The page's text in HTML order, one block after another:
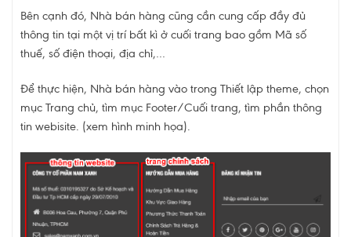
Bên cạnh đó, Nhà bán hàng cũng cần cung cấp đầy đủ
thông tin tại một vị trí bất kì ở cuối trang bao gồm Mã số
thuế, số điện thoại, địa chỉ,…
Để thực hiện, Nhà bán hàng vào trong Thiết lập theme, chọn
mục Trang chủ, tìm mục Footer/Cuối trang, tìm phần thông
tin webisite. (xem hình minh họa).